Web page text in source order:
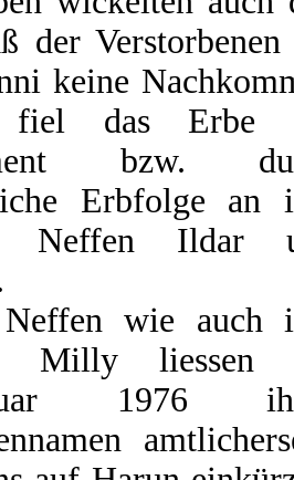
der Verstorbenen
keine
fiel das Erbe
bzw.
Erbfolge an
Neffen Ildar
wie auch
Milly liessen
1976